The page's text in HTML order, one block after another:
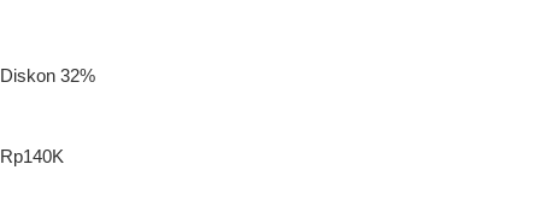
Diskon 32%
Rp140K